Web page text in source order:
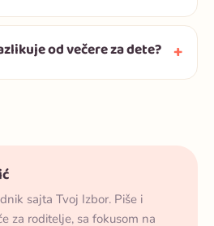
od večere za dete?
sajta Tvoj Izbor. Piše i
za roditelje, sa fokusom na